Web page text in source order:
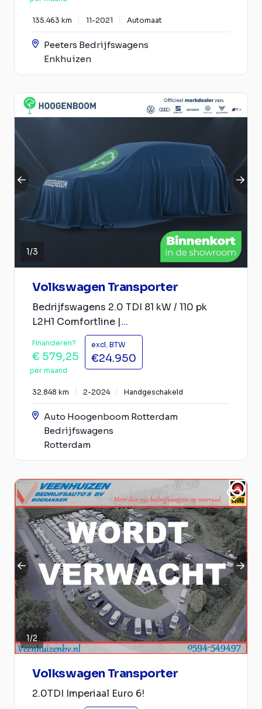
135.463 km 11-2021 Automaat
Peeters Bedrijfswagens
Enkhuizen
1/3
Volkswagen Transporter
Bedrijfswagens 2.0 TDI 81 kW / 110 pk
L2H1 Comfortline |...
Financieren?
€ 579,25
per maand
excl. BTW
€24.950
32.848 km 2-2024 Handgeschakeld
Auto Hoogenboom Rotterdam
Bedrijfswagens
Rotterdam
1/2
Volkswagen Transporter
2.0TDI Imperiaal Euro 6!